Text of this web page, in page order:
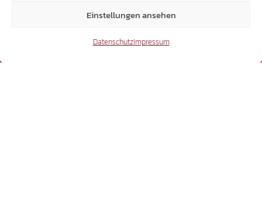
Einstellungen ansehen
DatenschutzImpressum
6.370